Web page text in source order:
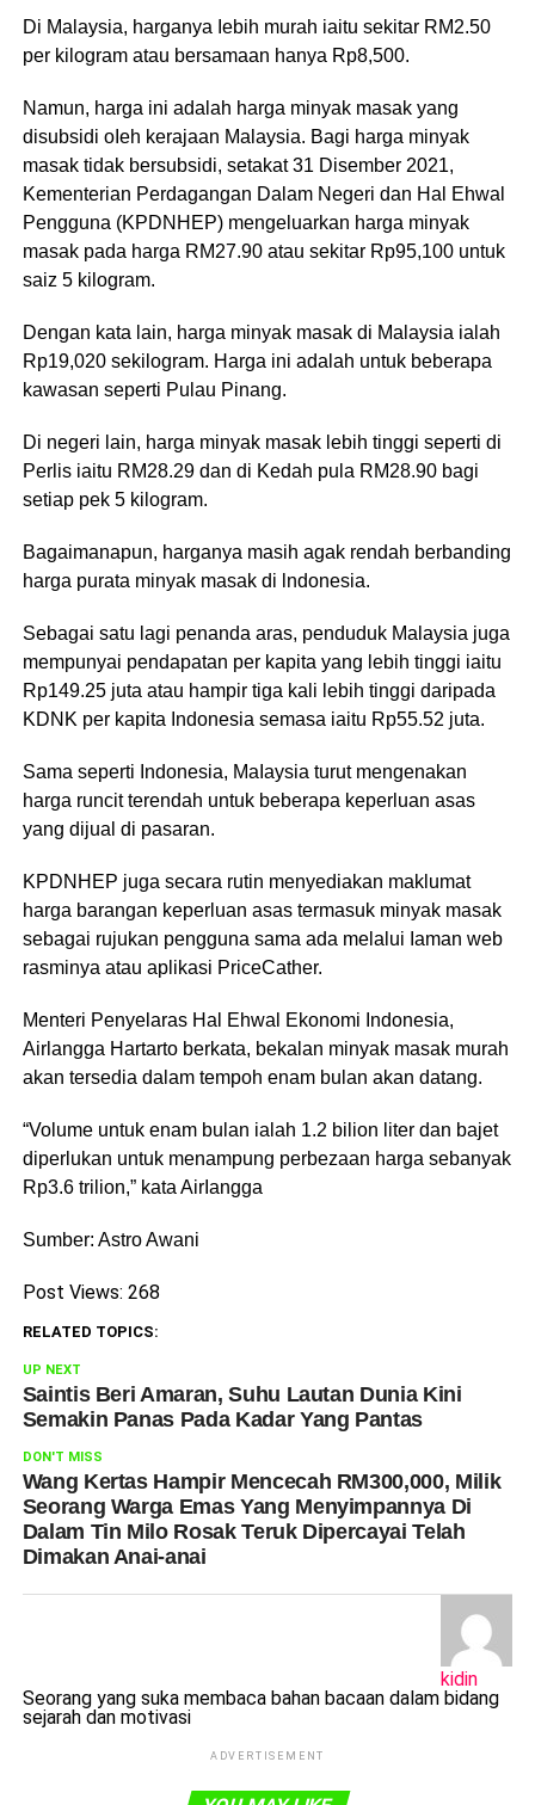
Di Malaysia, harganya Iebih murah iaitu sekitar RM2.50
per kilogram atau bersamaan hanya Rp8,500.
Namun, harga ini adalah harga minyak masak yang
disubsidi oIeh kerajaan Malaysia. Bagi harga minyak
masak tidak bersubsidi, setakat 31 Disember 2021,
Kementerian Perdagangan Dalam Negeri dan Hal Ehwal
Pengguna (KPDNHEP) mengeluarkan harga minyak
masak pada harga RM27.90 atau sekitar Rp95,100 untuk
saiz 5 kilogram.
Dengan kata lain, harga minyak masak di Malaysia ialah
Rp19,020 sekilogram. Harga ini adalah untuk beberapa
kawasan seperti Pulau Pinang.
Di negeri lain, harga minyak masak lebih tinggi seperti di
Perlis iaitu RM28.29 dan di Kedah pula RM28.90 bagi
setiap pek 5 kilogram.
Bagaimanapun, harganya masih agak rendah berbanding
harga purata minyak masak di lndonesia.
Sebagai satu lagi penanda aras, penduduk Malaysia juga
mempunyai pendapatan per kapita yang lebih tinggi iaitu
Rp149.25 juta atau hampir tiga kali lebih tinggi daripada
KDNK per kapita Indonesia semasa iaitu Rp55.52 juta.
Sama seperti Indonesia, MaIaysia turut mengenakan
harga runcit terendah untuk beberapa keperluan asas
yang dijual di pasaran.
KPDNHEP juga secara rutin menyediakan maklumat
harga barangan keperluan asas termasuk minyak masak
sebagai rujukan pengguna sama ada melalui Iaman web
rasminya atau aplikasi PriceCather.
Menteri Penyelaras Hal Ehwal Ekonomi Indonesia,
Airlangga Hartarto berkata, bekalan minyak masak murah
akan tersedia dalam tempoh enam bulan akan datang.
“Volume untuk enam bulan ialah 1.2 bilion liter dan bajet
diperlukan untuk menampung perbezaan harga sebanyak
Rp3.6 trilion,” kata AirIangga
Sumber: Astro Awani
Post Views: 268
RELATED TOPICS:
UP NEXT
Saintis Beri Amaran, Suhu Lautan Dunia Kini
Semakin Panas Pada Kadar Yang Pantas
DON'T MISS
Wang Kertas Hampir Mencecah RM300,000, Milik
Seorang Warga Emas Yang Menyimpannya Di
Dalam Tin Milo Rosak Teruk Dipercayai Telah
Dimakan Anai-anai
kidin
Seorang yang suka membaca bahan bacaan dalam bidang
sejarah dan motivasi
ADVERTISEMENT